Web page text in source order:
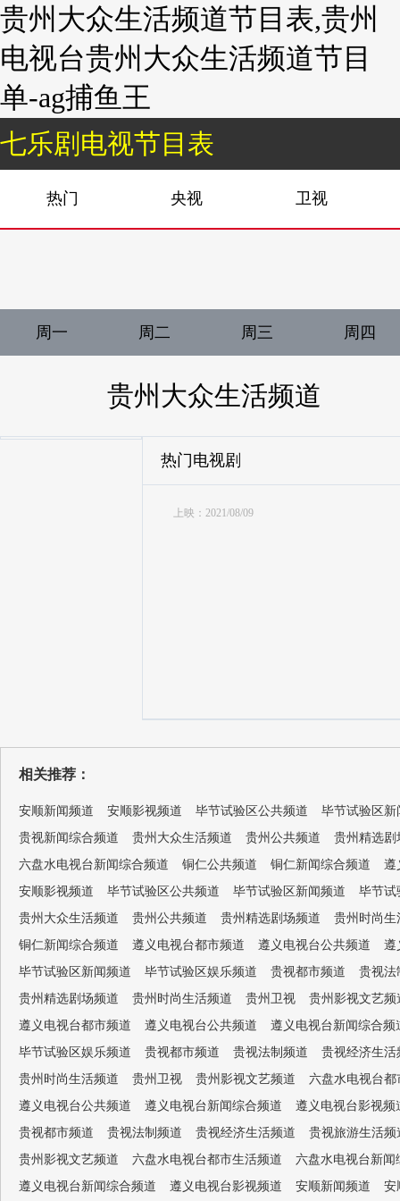
贵州大众生活频道节目表,贵州
电视台贵州大众生活频道节目
单-ag捕鱼王
七乐剧电视节目表
热门 央视 卫视
周一 周二 周三 周四
贵州大众生活频道
热门电视剧
上映：2021/08/09
相关推荐：
安顺新闻频道 安顺影视频道 毕节试验区公共频道
毕节试验区新
贵视新闻综合频道
贵州大众生活频道 贵州公共频道
贵州精选剧
六盘水电视台新闻综合频道
铜仁公共频道 铜仁新闻综合频道
遵
安顺影视频道
毕节试验区公共频道 毕节试验区新闻频道
毕节试
贵州大众生活频道
贵州公共频道 贵州精选剧场频道
贵州时尚生
铜仁新闻综合频道
遵义电视台都市频道 遵义电视台公共频道
遵
毕节试验区新闻频道
毕节试验区娱乐频道 贵视都市频道
贵视法
贵州精选剧场频道
贵州时尚生活频道 贵州卫视
贵州影视文艺频
遵义电视台都市频道
遵义电视台公共频道
遵义电视台新闻综合频
毕节试验区娱乐频道
贵视都市频道 贵视法制频道
贵视经济生活
贵州时尚生活频道
贵州卫视 贵州影视文艺频道
六盘水电视台都
遵义电视台公共频道
遵义电视台新闻综合频道
遵义电视台影视频
贵视都市频道
贵视法制频道 贵视经济生活频道
贵视旅游生活频
贵州影视文艺频道
六盘水电视台都市生活频道
六盘水电视台新闻
遵义电视台新闻综合频道
遵义电视台影视频道 安顺新闻频道 安